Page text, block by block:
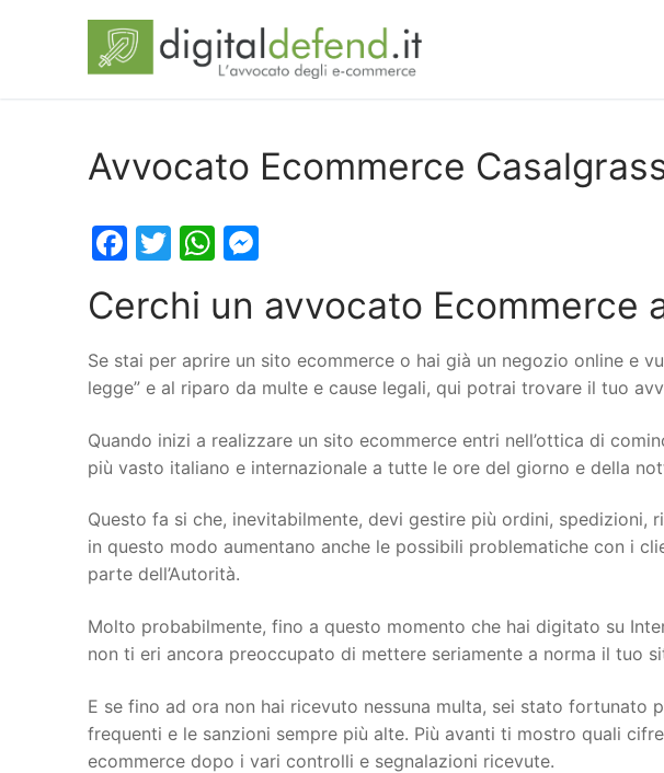
Avvocato Ecommerce
Facebook
TwitterWhatsApp
Cerchi un avvocato Ecommerce
Se stai per aprire un sito ecommerce o hai già un negozio online e
legge” e al riparo da multe e cause legali, qui potrai trovare il tuo
Quando inizi a realizzare un sito ecommerce entri nell’ottica di
più vasto italiano e internazionale a tutte le ore del giorno e della
Questo fa si che, inevitabilmente, devi gestire più ordini,
in questo modo aumentano anche le possibili problematiche con i
parte dell’Autorità.
Molto probabilmente, fino a questo momento che hai digitato su
non ti eri ancora preoccupato di mettere seriamente a norma il tuo
E se fino ad ora non hai ricevuto nessuna multa, sei stato fortunato
frequenti e le sanzioni sempre più alte. Più avanti ti mostro quali
ecommerce dopo i vari controlli e segnalazioni ricevute.